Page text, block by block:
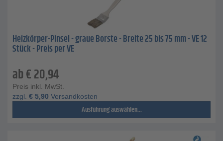
Heizkörper-Pinsel - graue Borste - Breite 25 bis 75 mm - VE 12
Stück - Preis per VE
ab€20,94
Preis inkl. MwSt.
zzgl. € 5,90 Versandkosten
Ausführung auswählen...